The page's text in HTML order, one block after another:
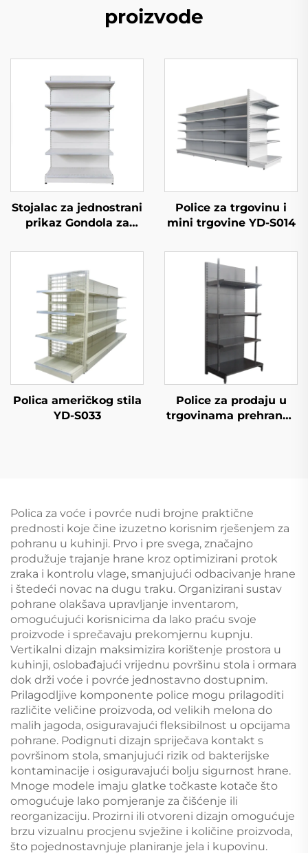
proizvode
Stojalac za jednostrani
prikaz Gondola za
S002
Police za trgovinu i
mini trgovine YD-S014
Polica američkog stila
YD-S033
Police za prodaju u
trgovinama prehrane i
Polica za voće i povrće nudi brojne praktične
prednosti koje čine izuzetno korisnim rješenjem za
pohranu u kuhinji. Prvo i pre svega, značajno
produžuje trajanje hrane kroz optimizirani protok
zraka i kontrolu vlage, smanjujući odbacivanje hrane
i štedeći novac na dugu traku. Organizirani sustav
pohrane olakšava upravljanje inventarom,
omogućujući korisnicima da lako praću svoje
proizvode i sprečavaju prekomjernu kupnju.
Vertikalni dizajn maksimizira korištenje prostora u
kuhinji, oslobađajući vrijednu površinu stola i ormara
dok drži voće i povrće jednostavno dostupnim.
Prilagodljive komponente police mogu prilagoditi
različite veličine proizvoda, od velikih melona do
malih jagoda, osiguravajući fleksibilnost u opcijama
pohrane. Podignuti dizajn spriječava kontakt s
površinom stola, smanjujući rizik od bakterijske
kontaminacije i osiguravajući bolju sigurnost hrane.
Mnoge modele imaju glatke točkaste kotače što
omogućuje lako pomjeranje za čišćenje ili
reorganizaciju. Prozirni ili otvoreni dizajn omogućuje
brzu vizualnu procjenu svježine i količine proizvoda,
što pojednostavnjuje planiranje jela i kupovinu.